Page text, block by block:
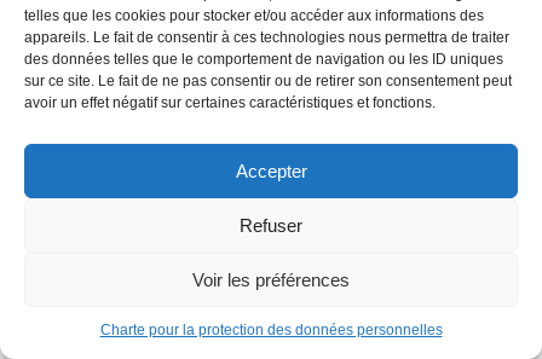
telles que les cookies pour stocker et/ou accéder aux informations des
appareils. Le fait de consentir à ces technologies nous permettra de traiter
des données telles que le comportement de navigation ou les ID uniques
sur ce site. Le fait de ne pas consentir ou de retirer son consentement peut
avoir un effet négatif sur certaines caractéristiques et fonctions.
Accepter
Refuser
Voir les préférences
Charte pour la protection des données personnelles
© ALL RIGHTS RESERVED. URBAN COMICS POUR LES
ÉDITIONS FRANÇAISES.